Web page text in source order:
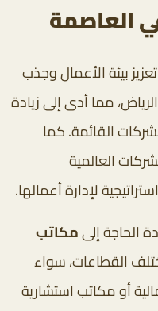
العاصمة
المملكة 2030 في تعزيز بيئة الأعمال وجذب
مما أدى إلى زيادة
القائمة. كما
العالمية
لإدارة أعمالها.
الحاجة إلىمكاتب
القطاعات، سواء
أو مكاتب استشارية